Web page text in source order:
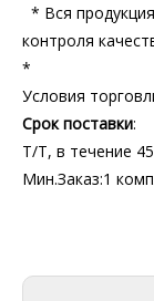
* Вся
контроля
*
Условия
Срок поставки:
T/T, в течение
Мин.Заказ:1